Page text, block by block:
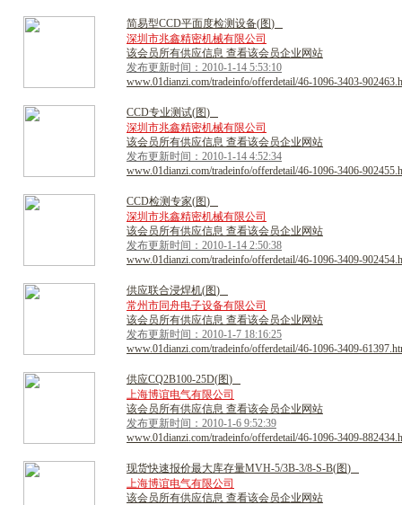
简易型CCD平面度检测设备(图)
深圳市兆鑫精密机械有限公司
该会员所有供应信息 查看该会员企业网站
发布更新时间：2010-1-14 5:53:10
www.01dianzi.com/tradeinfo/offerdetail/46-1096-3403-
CCD专业测试(图)
深圳市兆鑫精密机械有限公司
该会员所有供应信息 查看该会员企业网站
发布更新时间：2010-1-14 4:52:34
www.01dianzi.com/tradeinfo/offerdetail/46-1096-3406-
CCD检测专家(图)
深圳市兆鑫精密机械有限公司
该会员所有供应信息 查看该会员企业网站
发布更新时间：2010-1-14 2:50:38
www.01dianzi.com/tradeinfo/offerdetail/46-1096-3409-
供应联合浸焊机(图)
常州市同舟电子设备有限公司
该会员所有供应信息 查看该会员企业网站
发布更新时间：2010-1-7 18:16:25
www.01dianzi.com/tradeinfo/offerdetail/46-1096-3409-
供应CQ2B100-25D(图)
上海博谊电气有限公司
该会员所有供应信息 查看该会员企业网站
发布更新时间：2010-1-6 9:52:39
www.01dianzi.com/tradeinfo/offerdetail/46-1096-3409-
现货快速报价最大库存量MVH-5/3B-3/8-S-B(图)
上海博谊电气有限公司
该会员所有供应信息 查看该会员企业网站